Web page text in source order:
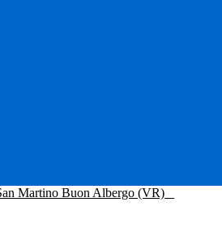
Martino Buon Albergo (VR)